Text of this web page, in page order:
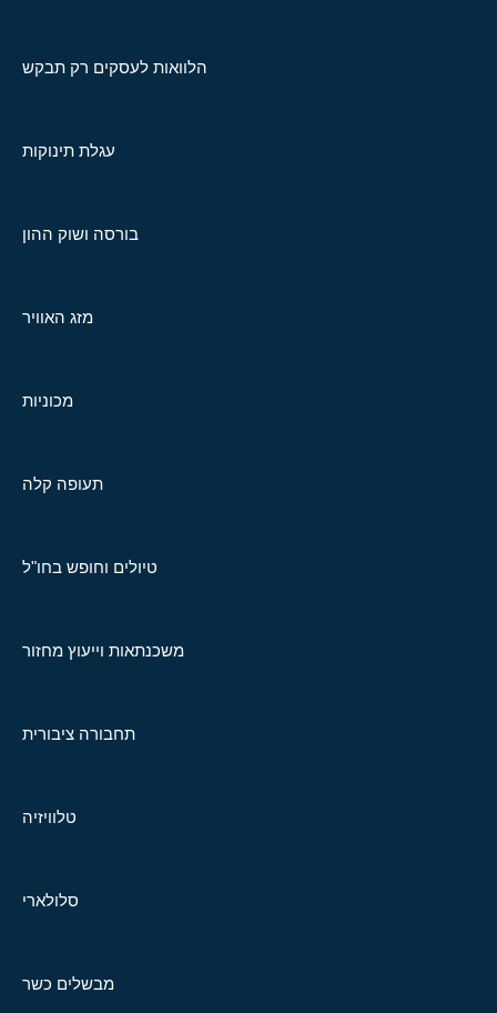
הלוואות לעסקים רק תבקש
עגלת תינוקות
בורסה ושוק ההון
מזג האוויר
מכוניות
תעופה קלה
טיולים וחופש בחו"ל
משכנתאות וייעוץ מחזור
תחבורה ציבורית
טלוויזיה
סלולארי
מבשלים כשר